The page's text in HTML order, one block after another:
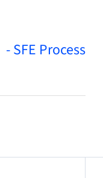
- SFE Process